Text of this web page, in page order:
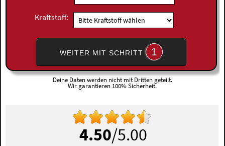
Kraftstoff:
WEITER MIT SCHRITT 1
Deine Daten werden nicht mit Dritten geteilt.
Wir garantieren 100% Sicherheit.
4.50/5.00